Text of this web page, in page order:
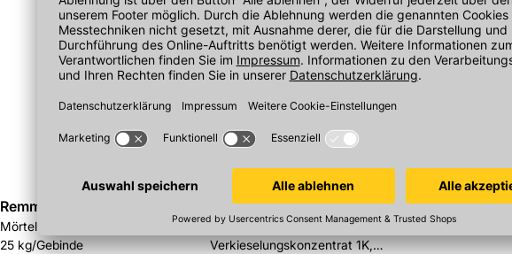
Remmers Dichtspachtel
Mörtel mit hohem Sulfatwiderstand,
25 kg/Gebinde
Remmers Kiesol
5 kg/Gebinde,
Verkieselungskonzentrat 1K,
Remmers
5 l/Gebinde,